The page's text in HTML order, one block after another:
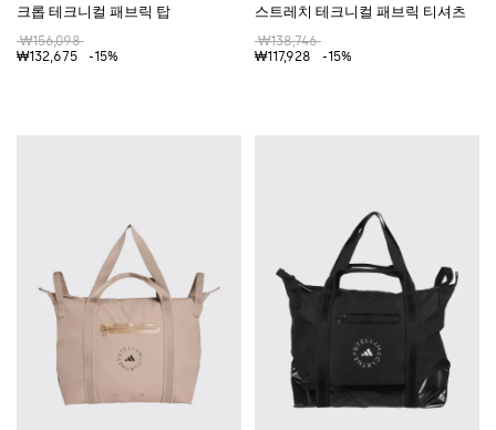
크롭 테크니컬 패브릭 탑
₩156,098
₩132,675
-15%
스트레치 테크니컬 패브릭 티셔츠
₩138,746
₩117,928
-15%